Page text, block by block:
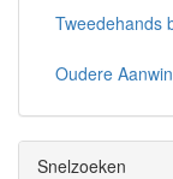
Tweedehands
Oudere
Snelzoeken